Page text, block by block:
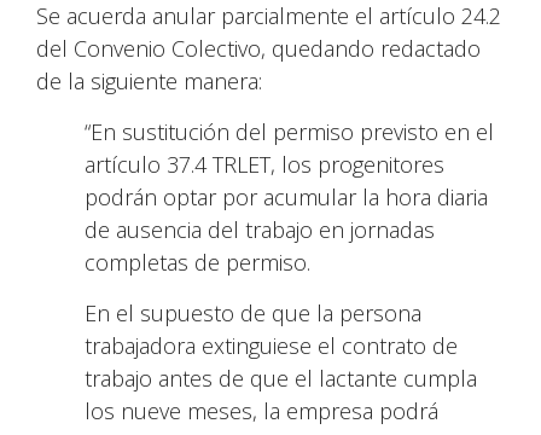
Se acuerda anular parcialmente el artículo 24.2
del Convenio Colectivo, quedando redactado
de la siguiente manera:
“En sustitución del permiso previsto en el
artículo 37.4 TRLET, los progenitores
podrán optar por acumular la hora diaria
de ausencia del trabajo en jornadas
completas de permiso.
En el supuesto de que la persona
trabajadora extinguiese el contrato de
trabajo antes de que el lactante cumpla
los nueve meses, la empresa podrá